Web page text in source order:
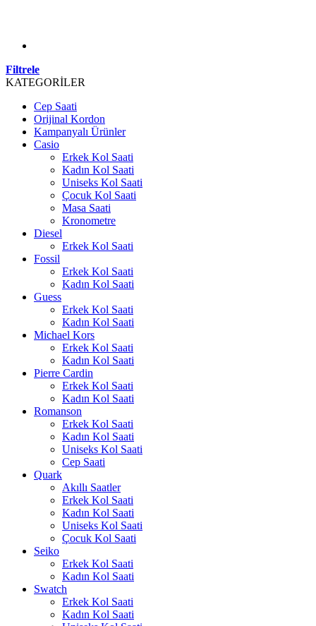
Filtrele
KATEGORİLER
Cep Saati
Orijinal Kordon
Kampanyalı Ürünler
Casio
Erkek Kol Saati
Kadın Kol Saati
Uniseks Kol Saati
Çocuk Kol Saati
Masa Saati
Kronometre
Diesel
Erkek Kol Saati
Fossil
Erkek Kol Saati
Kadın Kol Saati
Guess
Erkek Kol Saati
Kadın Kol Saati
Michael Kors
Erkek Kol Saati
Kadın Kol Saati
Pierre Cardin
Erkek Kol Saati
Kadın Kol Saati
Romanson
Erkek Kol Saati
Kadın Kol Saati
Uniseks Kol Saati
Cep Saati
Quark
Akıllı Saatler
Erkek Kol Saati
Kadın Kol Saati
Uniseks Kol Saati
Çocuk Kol Saati
Seiko
Erkek Kol Saati
Kadın Kol Saati
Swatch
Erkek Kol Saati
Kadın Kol Saati